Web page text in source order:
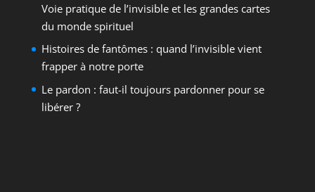
Voie pratique de l’invisible et les grandes cartes
du monde spirituel
Histoires de fantômes : quand l’invisible vient
frapper à notre porte
Le pardon : faut-il toujours pardonner pour se
libérer ?